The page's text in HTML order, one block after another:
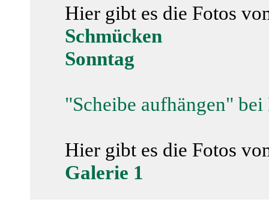
Hier gibt es die Fotos
Schmücken
Sonntag
"Scheibe aufhängen"
Hier gibt es die Fotos
Galerie 1